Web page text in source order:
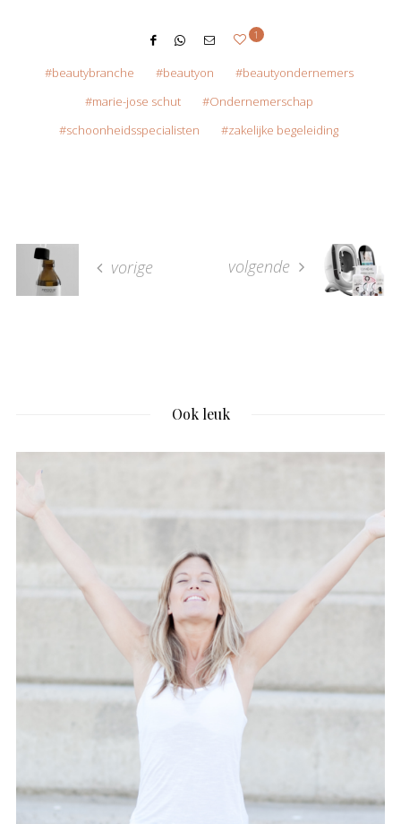
1
beautybranche beautyon
beautyondernemers
marie-jose schut
Ondernemerschap
schoonheidsspecialisten
zakelijke begeleiding
vorige volgende
Ook leuk